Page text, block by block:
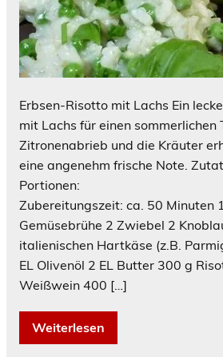
Erbsen-Risotto mit Lachs Ein
mit Lachs für einen sommerlichen
Zitronenabrieb und die Kräuter
eine angenehm frische Note.
Zubereitungszeit: ca. 50 Minuten
Gemüsebrühe 2 Zwiebel 2
italienischen Hartkäse (z.B.
EL Olivenöl 2 EL Butter 300 g
Weißwein 400 […]
Weiterlesen